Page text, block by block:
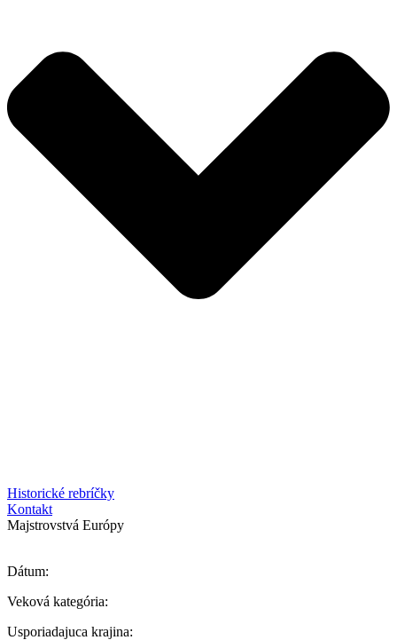
Historické rebríčky
Kontakt
Majstrovstvá Európy
Dátum:
Veková kategória:
Usporiadajuca krajina: